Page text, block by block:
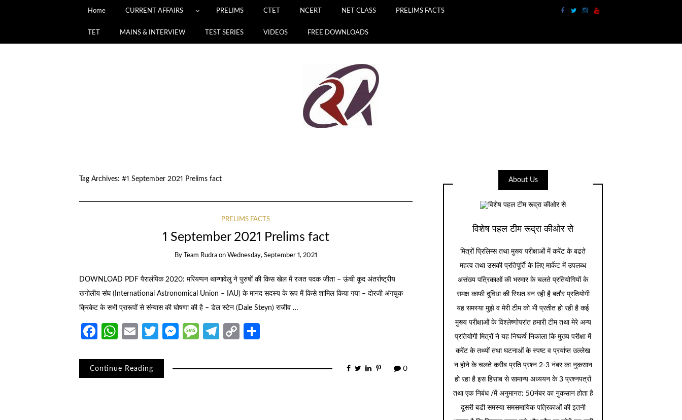
Home CURRENT AFFAIRS PRELIMS CTET NCERT NET CLASS PRELIMS FACTS
TET MAINS & INTERVIEW TEST SERIES VIDEOS FREE DOWNLOADS
Tag Archives: #1 September 2021 Prelims fact
PRELIMS FACTS
1 September 2021 Prelims fact
By Team Rudra on Wednesday, September 1, 2021
DOWNLOAD PDF पैरालंपिक 2020: मरियप्पन थान्गावेलु ने पुरुषों की किस खेल में रजत पदक जीता – ऊंची कूद अंतर्राष्ट्रीय
खगोलीय संघ (International Astronomical Union – IAU) के मानद सदस्य के रूप में किसे शामिल किया गया – दोरजी अंगचुक
क्रिकेट के सभी प्रारूपों से संन्यास की घोषणा की है – डेल स्टेन (Dale Steyn) राजीव …
Facebook
WhatsApp
EmailTwitter
Messenger
Message
Telegram
Copy
Continue Reading 0
About Us
विशेष पहल टीम रूद्रा कीओर से
मित्रों प्रिलिम्स तथा मुख्य परीक्षाओं में करेंट के बढते
महत्व तथा उसकी प्रतिपूर्ति के लिए मार्केट में उपलब्ध
असंख्य पत्रिकाओं की भरमार के चलते प्रतियोगियों के
समक्ष काफी दुविधा की स्थित बन रही है बतौर प्रतियोगी
यह समस्या मुझे व मेरी टीम को भी प्रतीत हो रही है कई
मुख्य परीक्षाओं के विश्लेष्णोपरांत हमारी टीम तथा मेरे अन्य
प्रतियोगी मित्रों ने यह निष्कर्ष निकाला कि मुख्य परीक्षा में
करेंट के तथ्यों तथा घटनाओं के स्पष्ट व प्रर्याप्त उल्लेख
न होने के चलते करीब प्रति प्रश्न 2-3 नंबर का नुकसान
हो रहा है इस हिसाब से सामान्य अध्ययन के 3 प्रश्नपत्रों
तथा एक निबंध /में अनुमानत: 50नंबर का नुकसान होता है
दूसरी बडी समस्या समसमायिक पत्रिकाओं की इतनी